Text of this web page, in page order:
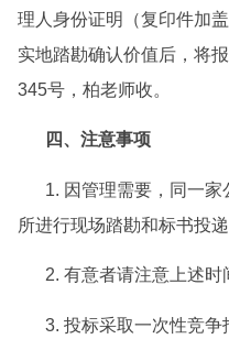
理人 身份证明（复印件加
实地踏勘确认价值后，将
345号，柏老师收。
四、注意事项
1. 因管理需要，同一
所进行现场踏勘和标书投递
2. 有意者请注意上述时
3. 投标采取一次性竞争